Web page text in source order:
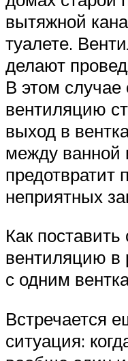
вытяжной
туалете.
делают
В этом
вентиляцию
выход в
между ванной
предотвратит
неприятных
Как
вентиляцию в
с одним
Встречается
ситуация: